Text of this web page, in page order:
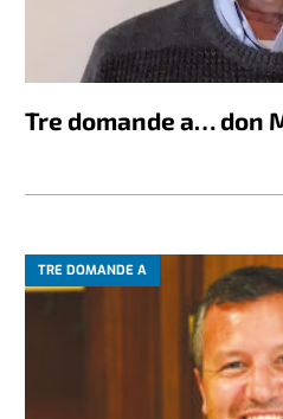
Tre domande a… don
TRE DOMANDE A